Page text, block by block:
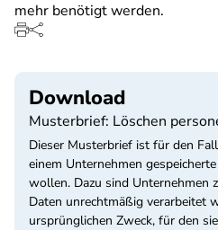
mehr benötigt werden.
Download
Musterbrief: Löschen
Dieser Musterbrief ist für den
einem Unternehmen
wollen. Dazu sind Unternehmen
Daten unrechtmäßig verarbeitet
ursprünglichen Zweck, für den